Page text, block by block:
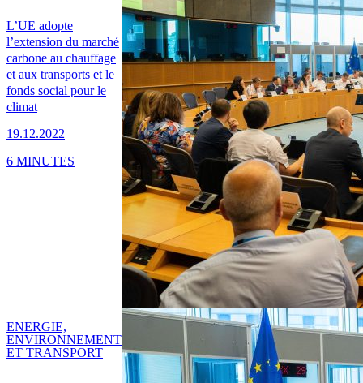
L’UE adopte
l’extension du marché
carbone au chauffage
et aux transports et le
fonds social pour le
climat
19.12.2022
6 MINUTES
ENERGIE,
ENVIRONNEMENT
ET TRANSPORT